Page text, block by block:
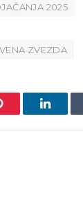
2025
ZVEZDA